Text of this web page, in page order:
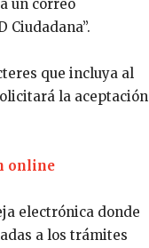
un correo
que incluya al
la aceptación
online
electrónica donde
a los trámites